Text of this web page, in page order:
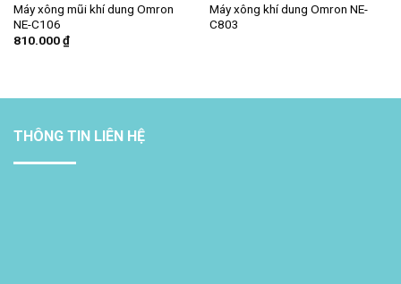
Máy xông mũi khí dung Omron
NE-C106
810.000₫
Máy xông khí dung Omron NE-
C803
THÔNG TIN LIÊN HỆ